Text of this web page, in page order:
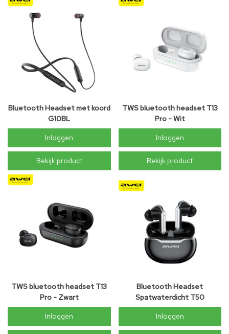
Bluetooth Headset met koord
G10BL
Inloggen
Bekijk product
TWS bluetooth headset T13
Pro - Wit
Inloggen
Bekijk product
TWS bluetooth headset T13
Pro - Zwart
Inloggen
Bluetooth Headset
Spatwaterdicht T50
Inloggen